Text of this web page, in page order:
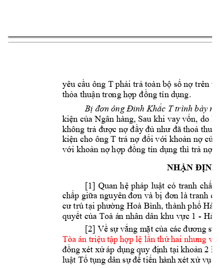
yêu cầu ông T phải trả toàn bộ số nợ trên
thỏa thuận trong hợp đồng tín dụng.
Bị đơn ông Đinh Khắc T trình bày
kiện của Ngân hàng, Sau khi vay vốn, do
không trả được nợ đầy đủ như đã thoả
kiện cho ông T trả nợ đối với khoản nợ củ
với khoản nợ hợp đồng tín dụng thì trả nợ
NHẬN ĐỊNH
[1] Quan hệ pháp luật có tranh chấp
chấp giữa nguyên đơn và bị đơn là tranh
cư trú tại phường Hoà Bình, thành phố
quyết của Toà án nhân dân khu vực 1 - Hải
[2] Về sự vắng mặt của các đương s
Tòa án triệu tập hợp lệ lần thứ hai nhưng v
đồng xét xử áp dụng quy định tại khoản 2
luật Tố tụng dân sự để tiến hành xét xử vụ